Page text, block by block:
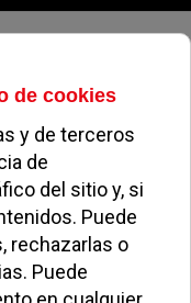
acuerdo
los
hayan